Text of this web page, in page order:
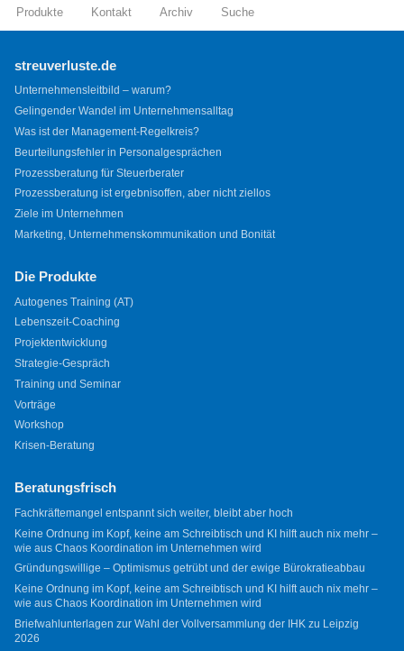
Produkte Kontakt Archiv Suche
streuverluste.de
Unternehmensleitbild – warum?
Gelingender Wandel im Unternehmensalltag
Was ist der Management-Regelkreis?
Beurteilungsfehler in Personalgesprächen
Prozessberatung für Steuerberater
Prozessberatung ist ergebnisoffen, aber nicht ziellos
Ziele im Unternehmen
Marketing, Unternehmenskommunikation und Bonität
Die Produkte
Autogenes Training (AT)
Lebenszeit-Coaching
Projektentwicklung
Strategie-Gespräch
Training und Seminar
Vorträge
Workshop
Krisen-Beratung
Beratungsfrisch
Fachkräftemangel entspannt sich weiter, bleibt aber hoch
Keine Ordnung im Kopf, keine am Schreibtisch und KI hilft auch nix mehr –
wie aus Chaos Koordination im Unternehmen wird
Gründungswillige – Optimismus getrübt und der ewige Bürokratieabbau
Keine Ordnung im Kopf, keine am Schreibtisch und KI hilft auch nix mehr –
wie aus Chaos Koordination im Unternehmen wird
Briefwahlunterlagen zur Wahl der Vollversammlung der IHK zu Leipzig
2026